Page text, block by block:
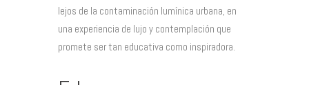
lejos de la contaminación lumínica urbana, en
una experiencia de lujo y contemplación que
promete ser tan educativa como inspiradora.